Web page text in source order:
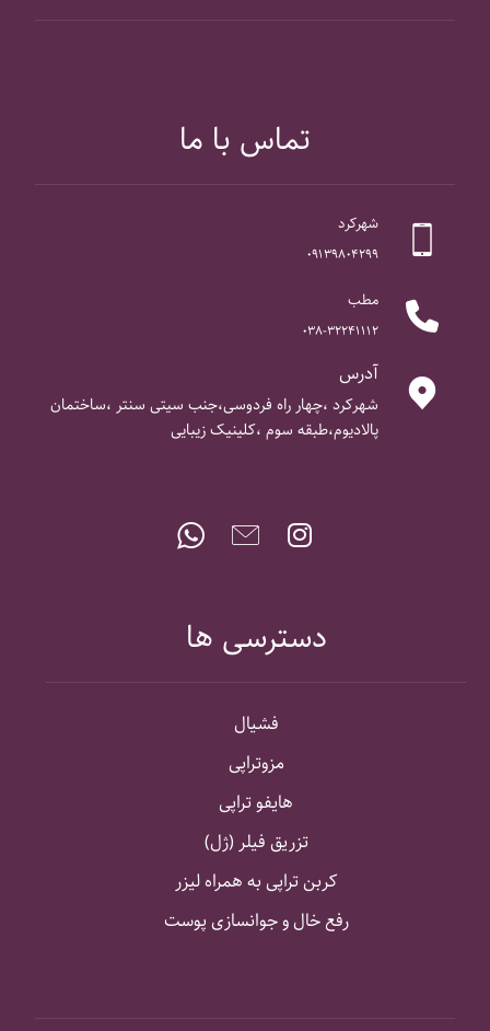
تماس با ما
شهرکرد
۰۹۱۳۹۸۰۴۲۹۹
مطب
۰۳۸-۳۲۲۴۱۱۱۲
آدرس
شهرکرد ،چهار راه فردوسی،جنب سیتی سنتر ،ساختمان
پالادیوم،طبقه سوم ،کلینیک زیبایی
دسترسی ها
فشیال
مزوتراپی
هایفو تراپی
تزریق فیلر (ژل)
کربن تراپی به همراه لیزر
رفع خال و جوانسازی پوست